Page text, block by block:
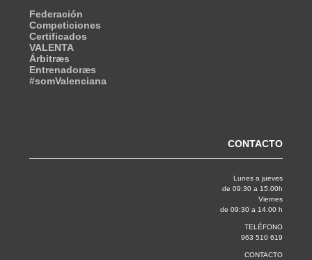
Federación
Competiciones
Certificados
VALENTA
Árbitræs
Entrenadoræs
#somValenciana
CONTACTO
Lunes a jueves
de 09:30 a 15.00h
Viernes
de 09:30 a 14.00 h
TELÉFONO
963 510 619
CONTACTO